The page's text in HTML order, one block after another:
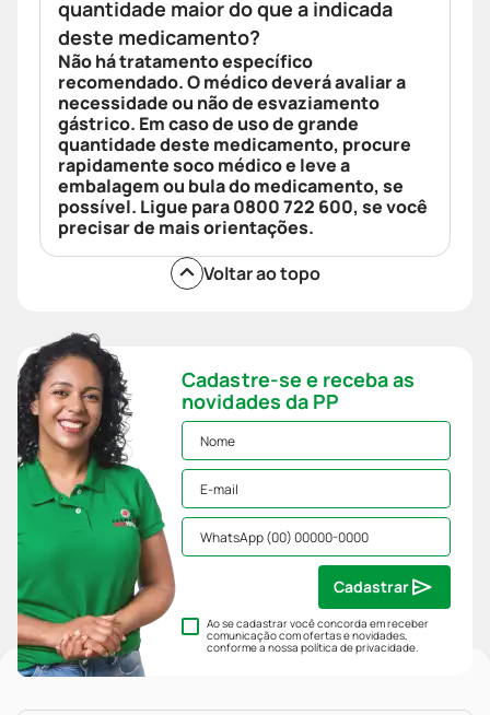
quantidade maior do que a indicada
deste medicamento?
Não há tratamento específico
recomendado. O médico deverá avaliar a
necessidade ou não deesvaziamento
gástrico. Em caso de uso de grande
quantidade deste medicamento, procure
rapidamentesoco médicoe leve a
embalagem ou bula domedicamento, se
possível. Ligue para 0800 722 600, se você
precisar de mais orientações.
Voltar ao topo
Cadastre-se e receba as
novidades da PP
Ao se cadastrar você concorda em receber
comunicação com ofertas e novidades,
conforme a nossapolítica de privacidade.
Cadastrar